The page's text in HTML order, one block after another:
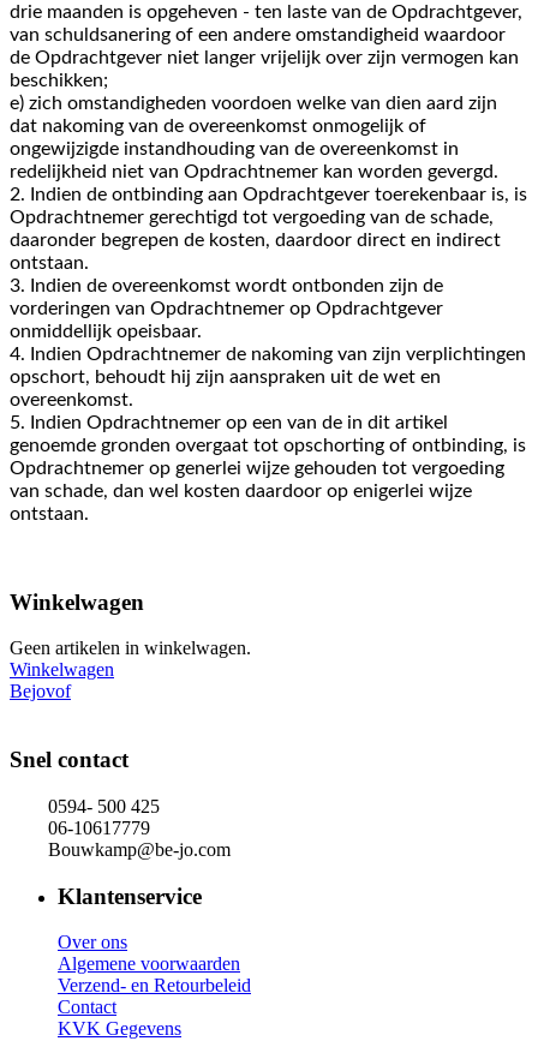
drie maanden is opgeheven - ten laste van de Opdrachtgever,
van schuldsanering of een andere omstandigheid waardoor
de Opdrachtgever niet langer vrijelijk over zijn vermogen kan
beschikken;
e) zich omstandigheden voordoen welke van dien aard zijn
dat nakoming van de overeenkomst onmogelijk of
ongewijzigde instandhouding van de overeenkomst in
redelijkheid niet van Opdrachtnemer kan worden gevergd.
2. Indien de ontbinding aan Opdrachtgever toerekenbaar is, is
Opdrachtnemer gerechtigd tot vergoeding van de schade,
daaronder begrepen de kosten, daardoor direct en indirect
ontstaan.
3. Indien de overeenkomst wordt ontbonden zijn de
vorderingen van Opdrachtnemer op Opdrachtgever
onmiddellijk opeisbaar.
4. Indien Opdrachtnemer de nakoming van zijn verplichtingen
opschort, behoudt hij zijn aanspraken uit de wet en
overeenkomst.
5. Indien Opdrachtnemer op een van de in dit artikel
genoemde gronden overgaat tot opschorting of ontbinding, is
Opdrachtnemer op generlei wijze gehouden tot vergoeding
van schade, dan wel kosten daardoor op enigerlei wijze
ontstaan.
Winkelwagen
Geen artikelen in winkelwagen.
Winkelwagen
Bejovof
Snel contact
0594- 500 425
06-10617779
Bouwkamp@be-jo.com
Klantenservice
Over ons
Algemene voorwaarden
Verzend- en Retourbeleid
Contact
KVK Gegevens